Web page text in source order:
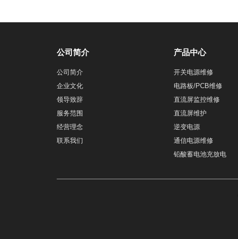
公司简介
公司简介
企业文化
领导致辞
服务范围
经营理念
联系我们
产品中心
开关电源维修
电路板/PCB维修
直流屏监控维修
直流屏维护
逆变电源
通信电源维修
铅酸蓄电池充放电